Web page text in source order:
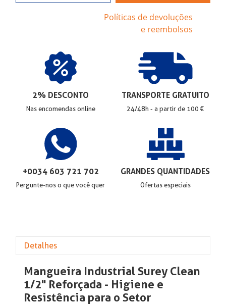
Políticas de devoluções
e reembolsos
2% DESCONTO
Nas encomendas online
TRANSPORTE GRATUITO
24/48h - a partir de 100 €
+0034 603 721 702
Pergunte-nos o que você quer
GRANDES QUANTIDADES
Ofertas especiais
Detalhes
Mangueira Industrial Surey Clean
1/2" Reforçada - Higiene e
Resistência para o Setor